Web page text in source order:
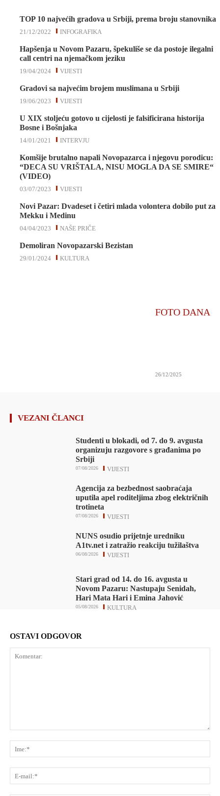
TOP 10 najvećih gradova u Srbiji, prema broju stanovnika
INFOGRAFIKA
21/12/2022
Hapšenja u Novom Pazaru, špekuliše se da postoje ilegalni
call centri na njemačkom jeziku
VIJESTI
19/04/2024
Gradovi sa najvećim brojem muslimana u Srbiji
VIJESTI
19/06/2023
U XIX stoljeću gotovo u cijelosti je falsificirana historija
Bosne i Bošnjaka
INTERVJU
14/01/2021
Komšije brutalno napali Novopazarca i njegovu porodicu:
“DECA SU VRIŠTALA, NISU MOGLA DA SE SMIRE“
(VIDEO)
VIJESTI
03/07/2023
Novi Pazar: Dvadeset i četiri mlada volontera dobilo put za
Mekku i Medinu
NAŠE PRIČE
04/04/2023
Demoliran Novopazarski Bezistan
KULTURA
29/01/2024
FOTO DANA
26/12/2025
VEZANI ČLANCI
Studenti u blokadi, od 7. do 9. avgusta
organizuju razgovore s građanima po
Srbiji
VIJESTI
07/08/2026
Agencija za bezbednost saobraćaja
uputila apel roditeljima zbog električnih
trotineta
VIJESTI
07/08/2026
NUNS osudio prijetnje uredniku
A1tv.net i zatražio reakciju tužilaštva
VIJESTI
06/08/2026
Stari grad od 14. do 16. avgusta u
Novom Pazaru: Nastupaju Senidah,
Hari Mata Hari i Emina Jahović
KULTURA
05/08/2026
OSTAVI ODGOVOR